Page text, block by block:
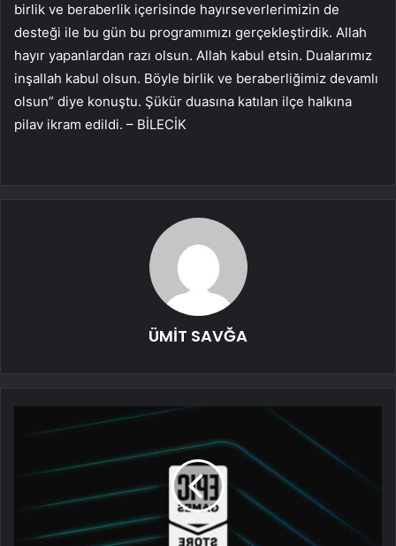
birlik ve beraberlik içerisinde hayırseverlerimizin de
desteği ile bu gün bu programımızı gerçekleştirdik. Allah
hayır yapanlardan razı olsun. Allah kabul etsin. Dualarımız
inşallah kabul olsun. Böyle birlik ve beraberliğimiz devamlı
olsun” diye konuştu. Şükür duasına katılan ilçe halkına
pilav ikram edildi. – BİLECİK
ÜMİT SAVĞA